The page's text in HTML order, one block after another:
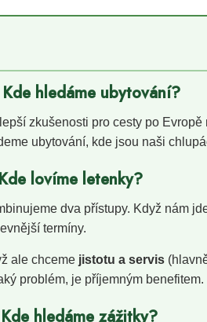
hledáme ubytování?
zkušenosti pro cesty po Evropě
ubytování, kde jsou naši
lovíme letenky?
dva přístupy. Když nám
termíny.
ale chceme jistotu a servis
problém, je příjemným benefitem.
hledáme zážitky?